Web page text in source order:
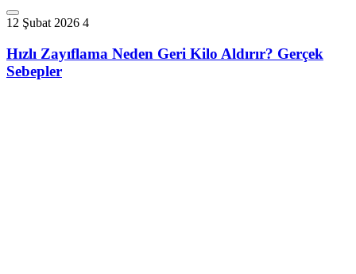
12 Şubat 2026 4
Hızlı Zayıflama Neden Geri Kilo Aldırır? Gerçek
Sebepler